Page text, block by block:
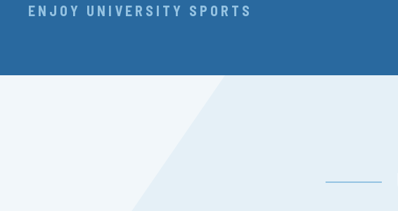
ENJOY UNIVERSITY SPORTS